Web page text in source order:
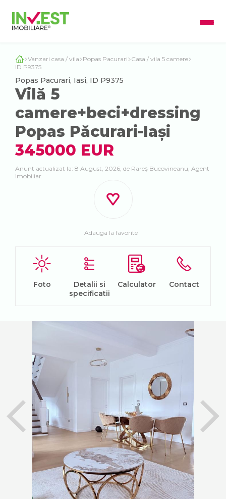
Vanzari casa / vila Popas Pacurari Casa / vila 5 camere
ID P9375
Popas Pacurari, Iasi, ID P9375
Vilă 5
camere+beci+dressing
Popas Păcurari-Iași
345000 EUR
Anunt actualizat la: 8 August, 2026, de Rareș Bucovineanu, Agent
Imobiliar.
Adauga la favorite
Foto
Detalii si
specificatii
Calculator Contact